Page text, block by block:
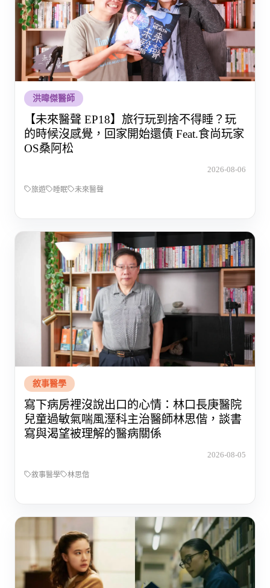
洪暐傑醫師
【未來醫聲 EP18】旅行玩到捨不得睡？玩
的時候沒感覺，回家開始還債 Feat.食尚玩家
OS桑阿松
2026-08-06
旅遊 睡眠 未來醫聲
敘事醫學
寫下病房裡沒說出口的心情：林口長庚醫院
兒童過敏氣喘風溼科主治醫師林思偕，談書
寫與渴望被理解的醫病關係
2026-08-05
敘事醫學 林思偕